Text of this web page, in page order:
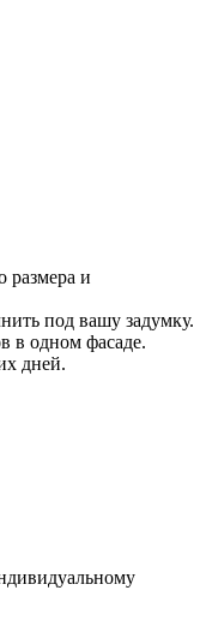
размера и
под вашу задумку.
в одном фасаде.
дней.